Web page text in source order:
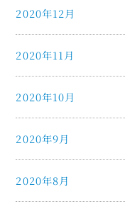
2020年12月
2020年11月
2020年10月
2020年9月
2020年8月